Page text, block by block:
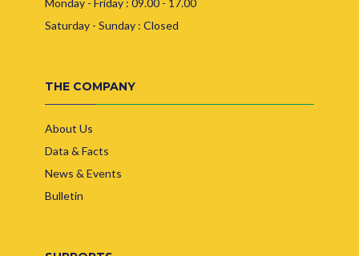
Monday - Friday : 09.00 - 17.00
Saturday - Sunday : Closed
THE COMPANY
About Us
Data & Facts
News & Events
Bulletin